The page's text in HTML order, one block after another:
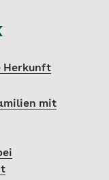
Herkunft
mit